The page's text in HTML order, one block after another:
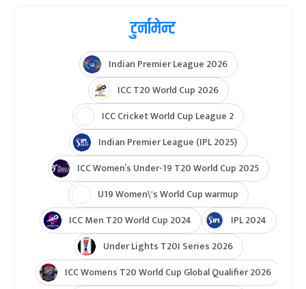
टुर्नामेन्ट
Indian Premier League 2026
ICC T20 World Cup 2026
ICC Cricket World Cup League 2
Indian Premier League (IPL 2025)
ICC Women’s Under-19 T20 World Cup 2025
U19 Women\'s World Cup warmup
ICC Men T20 World Cup 2024
IPL 2024
Under Lights T20I Series 2026
ICC Womens T20 World Cup Global Qualifier 2026